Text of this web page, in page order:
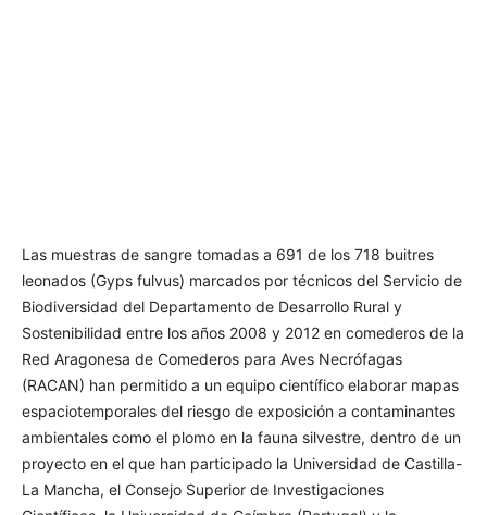
Las muestras de sangre tomadas a 691 de los 718 buitres
leonados (Gyps fulvus) marcados por técnicos del Servicio de
Biodiversidad del Departamento de Desarrollo Rural y
Sostenibilidad entre los años 2008 y 2012 en comederos de la
Red Aragonesa de Comederos para Aves Necrófagas
(RACAN) han permitido a un equipo científico elaborar mapas
espaciotemporales del riesgo de exposición a contaminantes
ambientales como el plomo en la fauna silvestre, dentro de un
proyecto en el que han participado la Universidad de Castilla-
La Mancha, el Consejo Superior de Investigaciones